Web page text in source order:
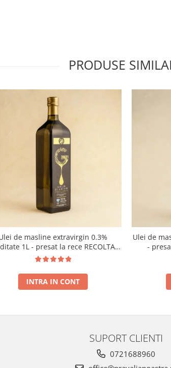
PRODUSE
de masline extravirgin 0.3%
1L - presat la rece RECOLTA
NOUA
INTRA IN CONT
Ulei de
-
SUPORT CLIENTI
0721688960